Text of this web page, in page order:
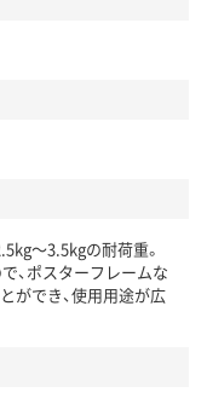
～3.5kgの耐荷重。
、ポスターフレームな
ができ、使用用途が広